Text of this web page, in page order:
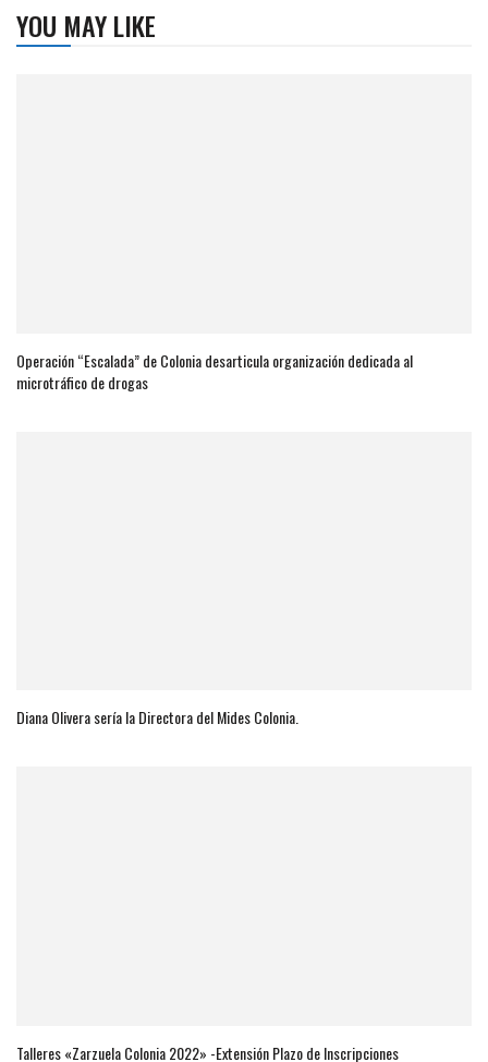
YOU MAY LIKE
Operación “Escalada” de Colonia desarticula organización dedicada al
microtráfico de drogas
Diana Olivera sería la Directora del Mides Colonia.
Talleres «Zarzuela Colonia 2022» -Extensión Plazo de Inscripciones